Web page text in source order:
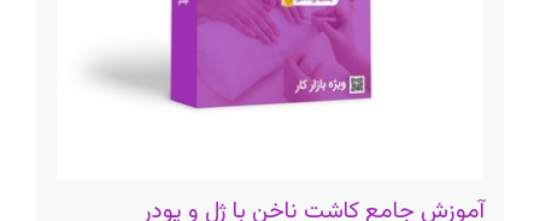
آموزش جامع کاشت ناخن با ژل و پودر